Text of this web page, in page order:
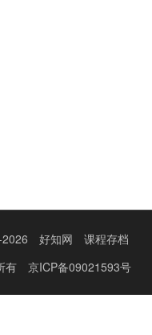
好知网
课程存档
有 京ICP备09021593号